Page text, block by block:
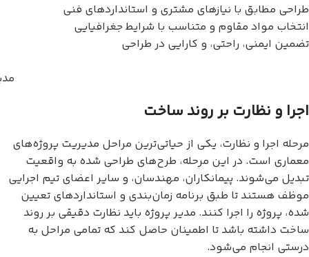
طراحی مطابق با نیازهای مشتری و استانداردهای فنی
انتخاب مواد مقاوم و متناسب با شرایط جغرافیایی
تضمین ایمنی، راحتی، و کارایی در طراحی
اجرا و نظارت بر روند ساخت
مرحله اجرا و نظارت، یکی از حیاتی‌ترین مراحل مدیریت پروژه‌های
معماری است. در این مرحله، طرح‌های طراحی شده به واقعیت
تبدیل می‌شوند. پیمانکاران، مهندسان، و سایر اعضای تیم اجرایی
موظف هستند تا طبق برنامه زمان‌بندی و استانداردهای تعیین
شده، پروژه را اجرا کنند. مدیر پروژه باید نظارت دقیقی بر روند
ساخت داشته باشد تا اطمینان حاصل کند که تمامی مراحل به
درستی انجام می‌شود.